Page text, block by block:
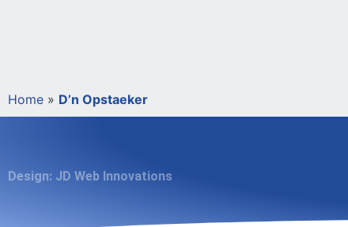
Home » D’n Opstaeker
Design: JD Web Innovations